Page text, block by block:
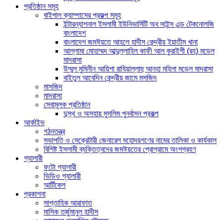
প্রতিষ্ঠান সমূহ
বাইপাল ক্যাম্পাসের প্রকল্প সমূহ
ইন্টারন্যাশনাল ইসলামী ইউনিভার্সিটি অব সাইন্স এন্ড টেকনোলজি
বাংলাদেশ
বাংলাদেশ জমঈয়তে আহলে হাদীস কেন্দ্রীয় ইয়াতীম খানা
আল্লামা মোহাম্মদ আব্দুল্লাহিল কাফী আল কুরাইশী (রহ) মডেল
মাদরাসা
উম্মুল মুমিনীন আয়িশা রাযিয়াল্লাহু আনহা মহিলা মডেল মাদরাসা
বাইতুল আবেদিন কেন্দ্রীয় জামে মসজিদ
মাসজিদ
মাদরাসা
সেবামূলক প্রতিষ্ঠান
দুস্থ ও অসহায় মুসলিম পুনর্বাসন প্রকল্প
আর্কাইভ
গঠনতন্ত্র
সভাপতি ও সেক্রেটারী জেনারেল মহোদয়গণের নামের তালিকা ও কার্যকাল
বিশিষ্ট ইসলামী ব্যক্তিত্বদের জমঈয়তের প্রোগ্রামে অংশগ্রহণ
গ্যালারী
ফটো গ্যালারী
ভিডিও গ্যালারী
আর্টিকেল
প্রকাশনা
সাপ্তাহিক আরাফাত
মাসিক তর্জুমানুল হাদীস